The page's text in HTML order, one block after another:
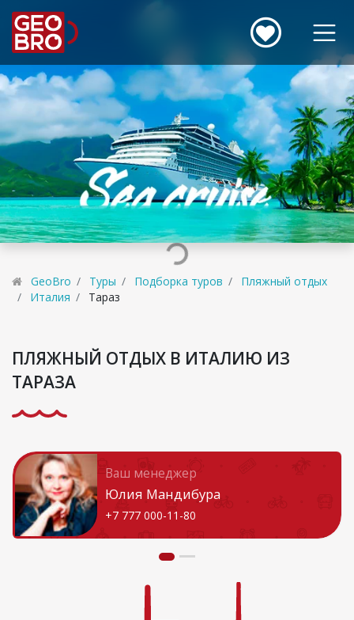
GeoBro Туры Подборка туров
Пляжный отдых
Италия
Тараз
ПЛЯЖНЫЙ ОТДЫХ В ИТАЛИЮ ИЗ
ТАРАЗА
Ваш менеджер
Юлия Мандибура
+7 777 000-11-80